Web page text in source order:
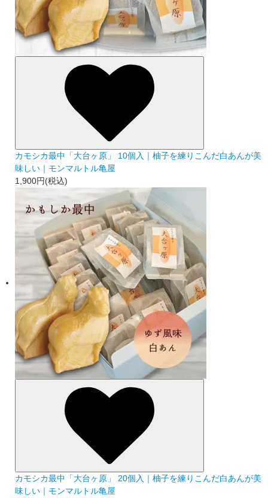
カモシカ最中「大台ヶ原」 10個入｜柚子を練りこんだ白あんが美
味しい｜モンマルトル亀屋
1,900円(税込)
カモシカ最中「大台ヶ原」 20個入｜柚子を練りこんだ白あんが美
味しい｜モンマルトル亀屋